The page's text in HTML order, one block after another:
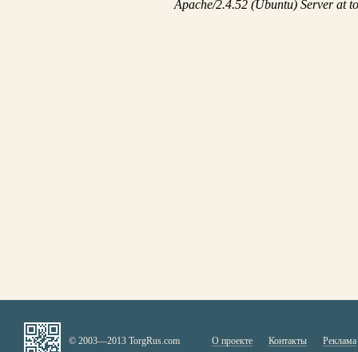
© 2003—2013 TorgRus.com О проекте Контакты Реклама